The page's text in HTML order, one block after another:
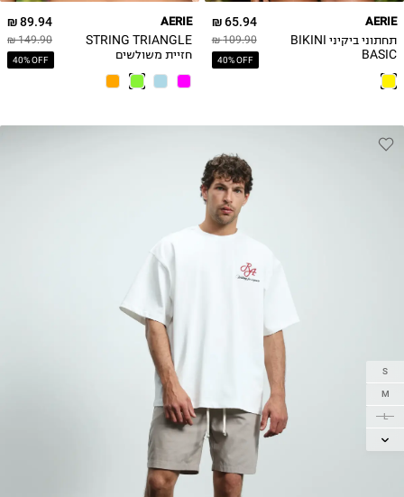
65.94 ₪
109.90 ₪
40% OFF
AERIE
תחתוני ביקיני BIKINI
BASIC
89.94 ₪
149.90 ₪
40% OFF
AERIE
STRING TRIANGLE
חזיית משולשים
S
M
L
XL